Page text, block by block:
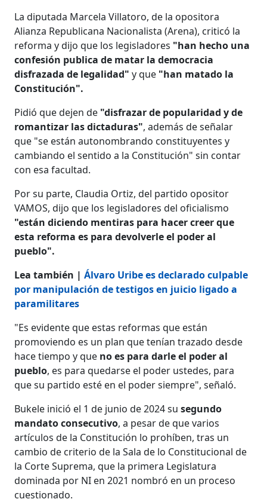
La diputada Marcela Villatoro, de la opositora
Alianza Republicana Nacionalista (Arena), criticó la
reforma y dijo que los legisladores "han hecho una
confesión publica de matar la democracia
disfrazada de legalidad"y que "han matado la
Constitución".
Pidió que dejen de "disfrazar de popularidad y de
romantizar las dictaduras", además de señalar
que "se están autonombrando constituyentes y
cambiando el sentido a la Constitución" sin contar
con esa facultad.
Por su parte, Claudia Ortiz, del partido opositor
VAMOS, dijo que los legisladores del oficialismo
"están diciendo mentiras para hacer creer que
esta reforma es para devolverle el poder al
pueblo".
Lea también |Álvaro Uribe es declarado culpable
por manipulación de testigos en juicio ligado a
paramilitares
"Es evidente que estas reformas que están
promoviendo es un plan que tenían trazado desde
hace tiempo y que no es para darle el poder al
pueblo, es para quedarse el poder ustedes, para
que su partido esté en el poder siempre", señaló.
Bukele inició el 1 de junio de 2024 susegundo
mandato consecutivo, a pesar de que varios
artículos de la Constitución lo prohíben, tras un
cambio de criterio de la Sala de lo Constitucional de
la Corte Suprema, que la primera Legislatura
dominada por NI en 2021 nombró en un proceso
cuestionado.